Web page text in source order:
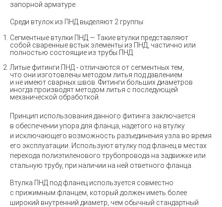
запорной арматуре.
Среди втулок из ПНД выделяют 2 группы:
Сегментные втулки ПНД — Такие втулки представляют
собой сваренные встык элементы из ПНД, частично или
полностью состоящие из трубы ПНД.
Литые фитинги ПНД - отличаются от сегментных тем,
что они изготовлены методом литья под давлением
и не имеют сварных швов. Фитинги больших диаметров
иногда производят методом литья с последующей
механической обработкой.
Принцип использования данного фитинга заключается
в обеспечении упора для фланца, надетого на втулку
и исключающего возможность разъединения узла во время
его эксплуатации. Используют втулку под фланец в местах
перехода полиэтиленового трубопровода на задвижке или
стальную трубу, при наличии на ней ответного фланца.
Втулка ПНД под фланец используется совместно
с прижимным фланцем, который должен иметь более
широкий внутренний диаметр, чем обычный стандартный